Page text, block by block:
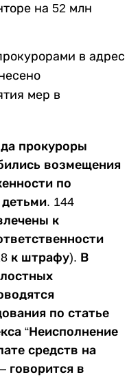
на 52 млн
в адрес
мер в
прокуроры
возмещения
по
144
к
к штрафу). В
по статье
“Неисполнение
средств на
говорится в